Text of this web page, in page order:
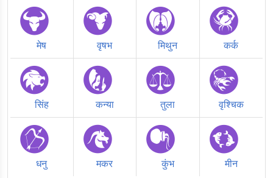
मेष वृषभ मिथुन कर्क
सिंह कन्या तुला वृश्चिक
धनु मकर कुंभ मीन